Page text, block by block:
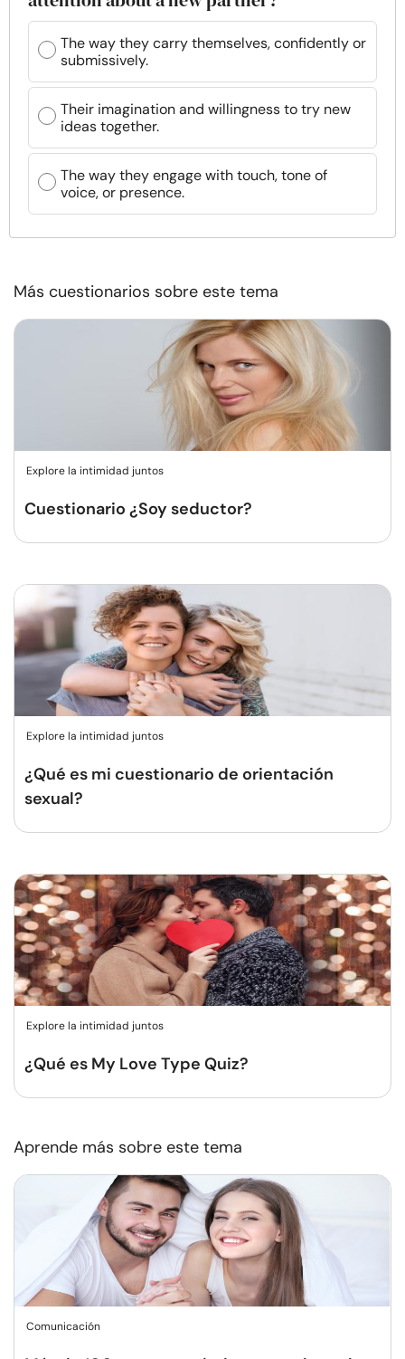
The way they carry themselves, confidently or
submissively.
Their imagination and willingness to try new
ideas together.
The way they engage with touch, tone of
voice, or presence.
Más cuestionarios sobre este tema
Explore la intimidad juntos
Cuestionario ¿Soy seductor?
Explore la intimidad juntos
¿Qué es mi cuestionario de orientación
sexual?
Explore la intimidad juntos
¿Qué es My Love Type Quiz?
Aprende más sobre este tema
Comunicación